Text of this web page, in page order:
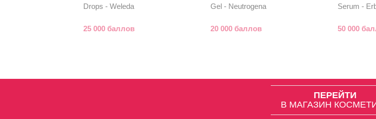
Drops - Weleda
25 000 баллов
Gel - Neutrogena
20 000 баллов
Serum -
50 000
ПЕРЕЙТИ
В МАГАЗИН